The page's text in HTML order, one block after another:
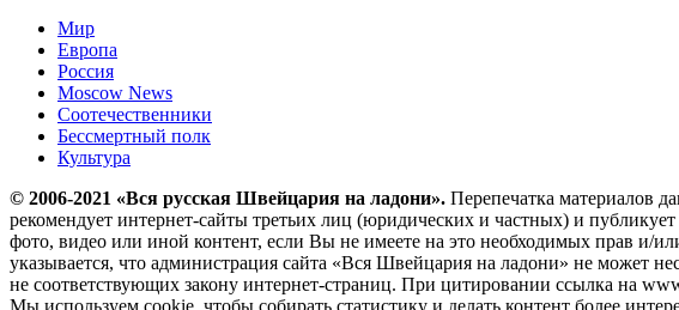
Мир
Европа
Россия
Moscow News
Соотечественники
Бессмертный полк
Культура
© 2006-2021 «Вся русская Швейцария на ладони». Перепечатка материалов
рекомендует интернет-сайты третьих лиц (юридических и частных) и
фото, видео или иной контент, если Вы не имеете на это необходимых прав и/
указывается, что администрация сайта «Вся Швейцария на ладони» не может
не соответствующих закону интернет-страниц. При цитировании ссылка на